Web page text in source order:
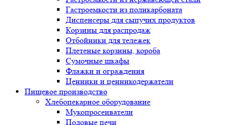
Гастроемкости из поликарбоната
Диспенсеры для сыпучих продуктов
Корзины для распродаж
Отбойники для тележек
Плетеные корзины, короба
Сумочные шкафы
Флажки и ограждения
Ценники и ценникодержатели
Пищевое производство
Хлебопекарное оборудование
Мукопросеиватели
Подовые печи